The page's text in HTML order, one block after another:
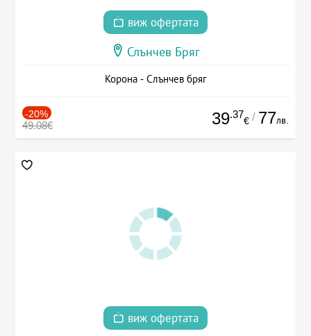
виж офертата
Слънчев Бряг
Корона - Слънчев бряг
-20%
49.08€ 39.37
€ / 77лв.
виж офертата